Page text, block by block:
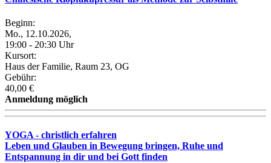
Beginn:
Mo., 12.10.2026,
19:00 - 20:30 Uhr
Kursort:
Haus der Familie, Raum 23, OG
Gebühr:
40,00 €
Anmeldung möglich
YOGA - christlich erfahren
Leben und Glauben in Bewegung bringen, Ruhe und
Entspannung in dir und bei Gott finden